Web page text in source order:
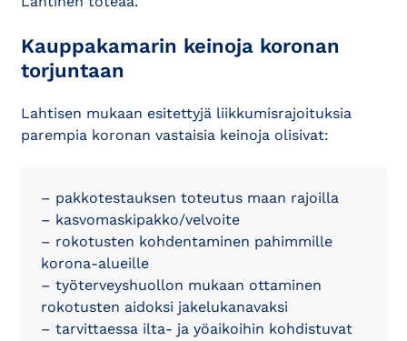
Kauppakamarin keinoja koronan
torjuntaan
Lahtisen mukaan esitettyjä liikkumisrajoituksia
parempia koronan vastaisia keinoja olisivat:
– pakkotestauksen toteutus maan rajoilla
– kasvomaskipakko/velvoite
– rokotusten kohdentaminen pahimmille
korona-alueille
– työterveyshuollon mukaan ottaminen
rokotusten aidoksi jakelukanavaksi
– tarvittaessa ilta- ja yöaikoihin kohdistuvat